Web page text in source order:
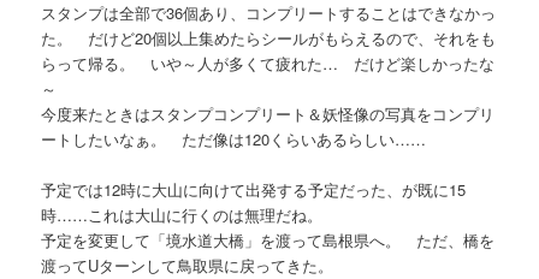
スタンプは全部で36個あり、コンプリートすることはできなかっ
た。 だけど20個以上集めたらシールがもらえるので、それをも
らって帰る。 いや～人が多くて疲れた… だけど楽しかったな
～
今度来たときはスタンプコンプリート＆妖怪像の写真をコンプリ
ートしたいなぁ。 ただ像は120くらいあるらしい……
予定では12時に大山に向けて出発する予定だった、が既に15
時……これは大山に行くのは無理だね。
予定を変更して「境水道大橋」を渡って島根県へ。 ただ、橋を
渡ってUターンして鳥取県に戻ってきた。